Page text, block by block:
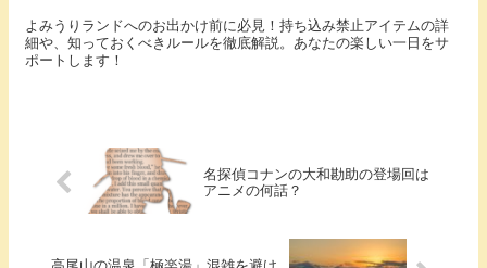
よみうりランドへのお出かけ前に必見！持ち込み禁止アイテムの詳
細や、知っておくべきルールを徹底解説。あなたの楽しい一日をサ
ポートします！
名探偵コナンの大和勘助の登場回は
アニメの何話？